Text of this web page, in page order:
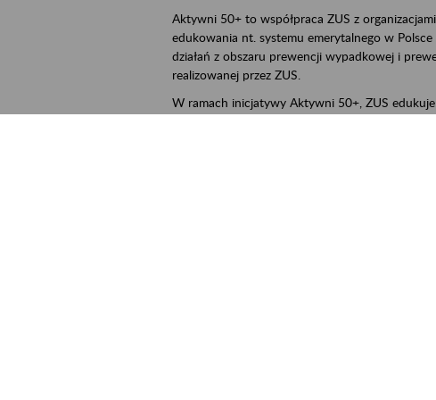
Aktywni 50+ to współpraca ZUS z
edukowania nt. systemu emerytalnego w
działań z obszaru prewencji wypadkowej i
realizowanej przez ZUS.
W ramach inicjatywy Aktywni 50+, ZUS